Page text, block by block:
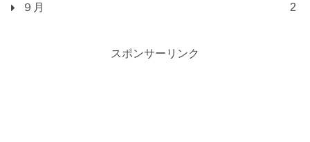
９月 2
スポンサーリンク